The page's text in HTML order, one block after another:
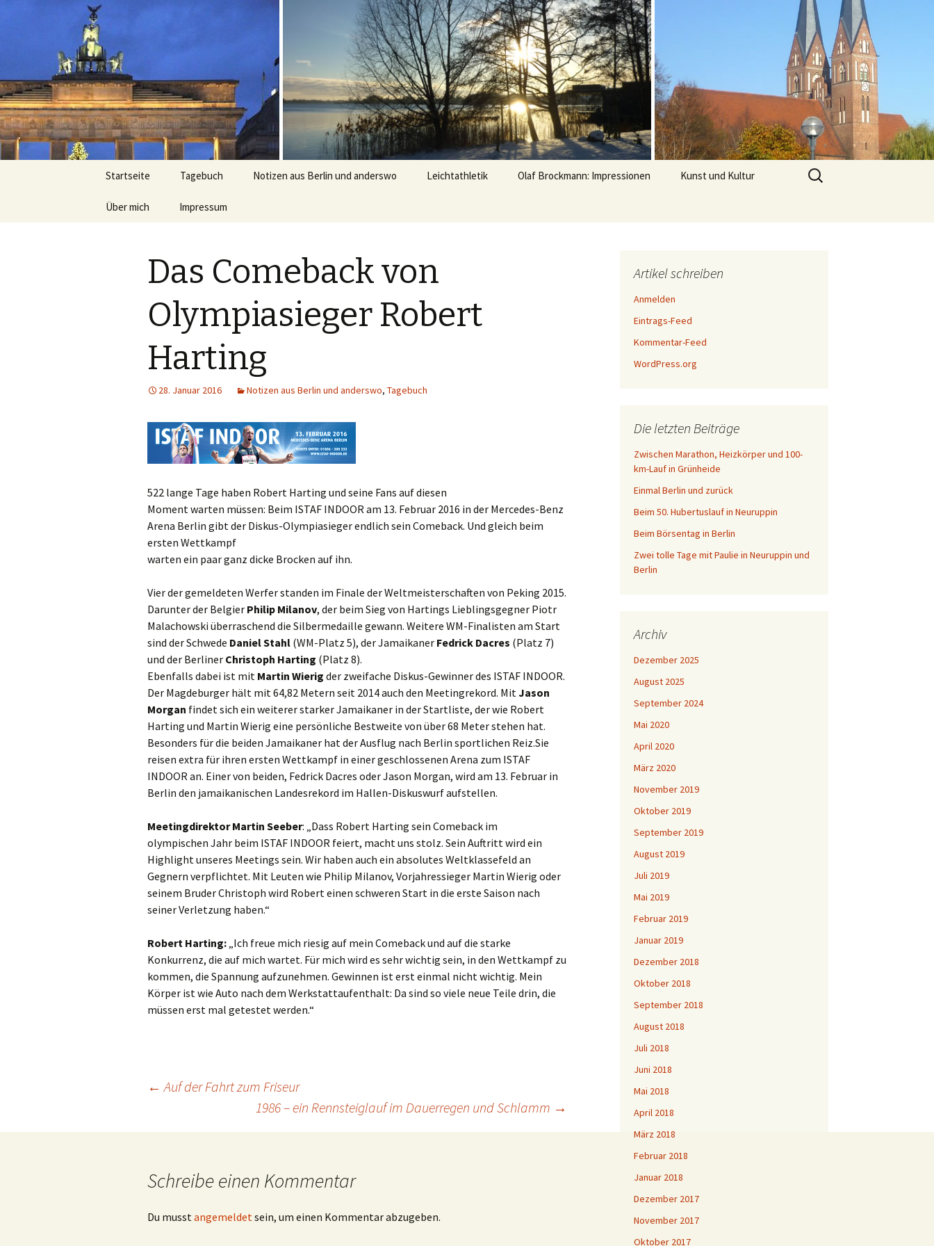
Peter Grau
Zum
springen
Startseite Tagebuch Notizen aus Berlin und anderswo Leichtathletik Olaf Brockmann: Impressionen Kunst und Kultur
Über mich
Lauferlebnisse
Impressum
Suchen
nach:
Das Comeback von
Olympiasieger Robert
Harting
28. Januar 2016 Notizen aus Berlin und anderswo, Tagebuch
522 lange Tage haben Robert Harting und seine Fans auf diesen
Moment warten müssen: Beim ISTAF INDOOR am 13. Februar 2016 in der Mercedes-Benz
Arena Berlin gibt der Diskus-Olympiasieger endlich sein Comeback. Und gleich beim
ersten Wettkampf
warten ein paar ganz dicke Brocken auf ihn.
Vier der gemeldeten Werfer standen im Finale der Weltmeisterschaften von Peking 2015.
Darunter der Belgier Philip Milanov, der beim Sieg von Hartings Lieblingsgegner Piotr
Malachowski überraschend die Silbermedaille gewann. Weitere WM-Finalisten am Start
sind der Schwede Daniel Stahl (WM-Platz 5), der Jamaikaner Fedrick Dacres (Platz 7)
und der Berliner Christoph Harting (Platz 8).
Ebenfalls dabei ist mit Martin Wierig der zweifache Diskus-Gewinner des ISTAF INDOOR.
Der Magdeburger hält mit 64,82 Metern seit 2014 auch den Meetingrekord. MitJason
Morgan findet sich ein weiterer starker Jamaikaner in der Startliste, der wie Robert
Harting und Martin Wierig eine persönliche Bestweite von über 68 Meter stehen hat.
Besonders für die beiden Jamaikaner hat der Ausflug nach Berlin sportlichen Reiz.Sie
reisen extra für ihren ersten Wettkampf in einer geschlossenen Arena zum ISTAF
INDOOR an. Einer von beiden, Fedrick Dacres oder Jason Morgan, wird am 13. Februar in
Berlin den jamaikanischen Landesrekord im Hallen-Diskuswurf aufstellen.
Meetingdirektor Martin Seeber: „Dass Robert Harting sein Comeback im
olympischen Jahr beim ISTAF INDOOR feiert, macht uns stolz. Sein Auftritt wird ein
Highlight unseres Meetings sein. Wir haben auch ein absolutes Weltklassefeld an
Gegnern verpflichtet. Mit Leuten wie Philip Milanov, Vorjahressieger Martin Wierig oder
seinem Bruder Christoph wird Robert einen schweren Start in die erste Saison nach
seiner Verletzung haben.“
Robert Harting: „Ich freue mich riesig auf mein Comeback und auf die starke
Konkurrenz, die auf mich wartet. Für mich wird es sehr wichtig sein, in den Wettkampf zu
kommen, die Spannung aufzunehmen. Gewinnen ist erst einmal nicht wichtig. Mein
Körper ist wie Auto nach dem Werkstattaufenthalt: Da sind so viele neue Teile drin, die
müssen erst mal getestet werden.“
Beitragsnavigation
← Auf der Fahrt zum Friseur
1986 – ein Rennsteiglauf im Dauerregen und Schlamm →
Schreibe einen Kommentar
Du musstangemeldetsein, um einen Kommentar abzugeben.
Artikel schreiben
Anmelden
Eintrags-Feed
Kommentar-Feed
WordPress.org
Die letzten Beiträge
Zwischen Marathon, Heizkörper und 100-
km-Lauf in Grünheide
Einmal Berlin und zurück
Beim 50. Hubertuslauf in Neuruppin
Beim Börsentag in Berlin
Zwei tolle Tage mit Paulie in Neuruppin und
Berlin
Archiv
Dezember 2025
August 2025
September 2024
Mai 2020
April 2020
März 2020
November 2019
Oktober 2019
September 2019
August 2019
Juli 2019
Mai 2019
Februar 2019
Januar 2019
Dezember 2018
Oktober 2018
September 2018
August 2018
Juli 2018
Juni 2018
Mai 2018
April 2018
März 2018
Februar 2018
Januar 2018
Dezember 2017
November 2017
Oktober 2017